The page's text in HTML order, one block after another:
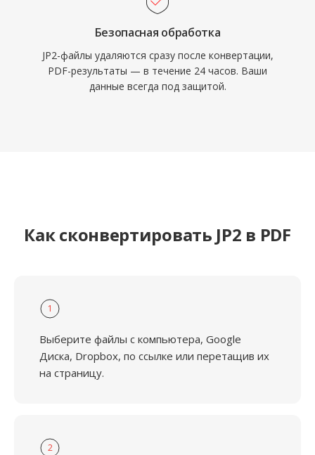
Безопасная обработка
JP2-файлы удаляются сразу после конвертации,
PDF-результаты — в течение 24 часов. Ваши
данные всегда под защитой.
Как сконвертировать JP2 в PDF
1
Выберите файлы с компьютера, Google
Диска, Dropbox, по ссылке или перетащив их
на страницу.
2